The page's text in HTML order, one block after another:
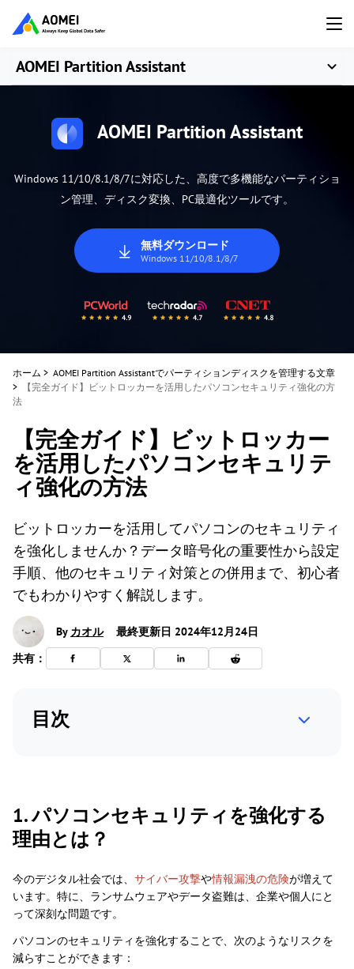
AOMEI Partition Assistant
AOMEI Partition Assistant
Windows 11/10/8.1/8/7に対応した、高度で多機能なパーティショ
ン管理、ディスク変換、PC最適化ツールです。
無料ダウンロード
Windows 11/10/8.1/8/7
ホーム > AOMEI Partition Assistantでパーティションディスクを管理する文章
>
【完全ガイド】ビットロッカーを活用したパソコンセキュリティ強化の方
法
【完全ガイド】ビットロッカー
を活用したパソコンセキュリテ
ィ強化の方法
ビットロッカーを活用してパソコンのセキュリティ
を強化しませんか？データ暗号化の重要性から設定
手順、他のセキュリティ対策との併用まで、初心者
でもわかりやすく解説します。
By カオル
最終更新日 2024年12月24日
共有：
目次
1. パソコンセキュリティを強化する
理由とは？
今のデジタル社会では、 サイバー攻撃や情報漏洩の危険が増えて
います。特に、ランサムウェアやデータ盗難は、企業や個人にと
って深刻な問題です。
パソコンのセキュリティを強化することで、次のようなリスクを
減らすことができます：